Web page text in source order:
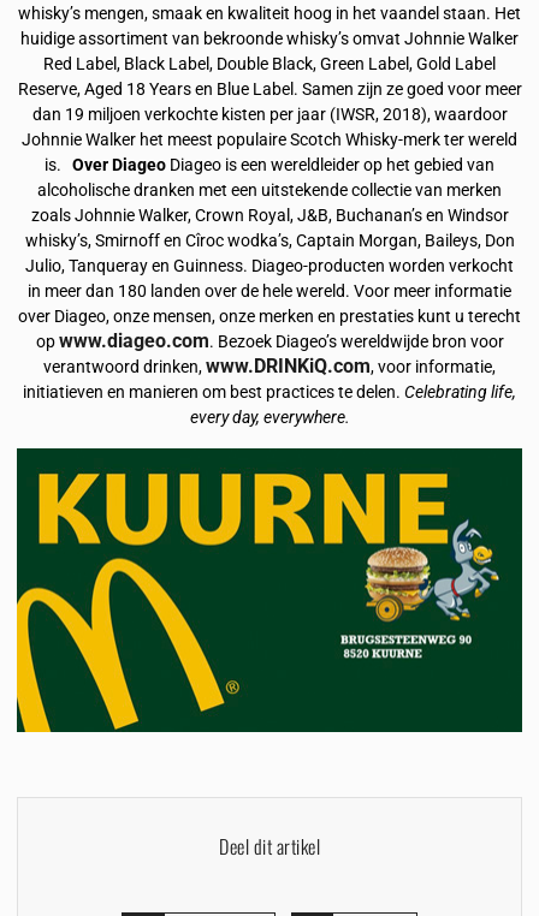
whisky’s mengen, smaak en kwaliteit hoog in het vaandel staan. Het
huidige assortiment van bekroonde whisky’s omvat Johnnie Walker
Red Label, Black Label, Double Black, Green Label, Gold Label
Reserve, Aged 18 Years en Blue Label. Samen zijn ze goed voor meer
dan 19 miljoen verkochte kisten per jaar (IWSR, 2018), waardoor
Johnnie Walker het meest populaire Scotch Whisky-merk ter wereld
is. Over Diageo Diageo is een wereldleider op het gebied van
alcoholische dranken met een uitstekende collectie van merken
zoals Johnnie Walker, Crown Royal, J&B, Buchanan’s en Windsor
whisky’s, Smirnoff en Cîroc wodka’s, Captain Morgan, Baileys, Don
Julio, Tanqueray en Guinness. Diageo-producten worden verkocht
in meer dan 180 landen over de hele wereld. Voor meer informatie
over Diageo, onze mensen, onze merken en prestaties kunt u terecht
opwww.diageo.com. Bezoek Diageo’s wereldwijde bron voor
verantwoord drinken,www.DRINKiQ.com, voor informatie,
initiatieven en manieren om best practices te delen. Celebrating life,
every day, everywhere.
Deel dit artikel